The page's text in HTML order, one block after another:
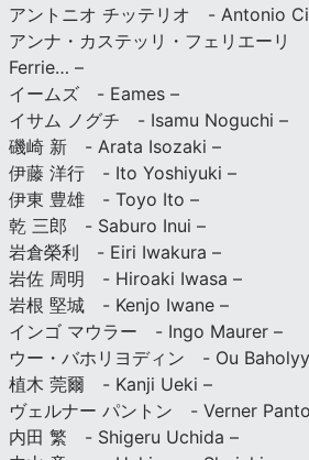
アントニオ チッテリオ - Antonio
アンナ・カステッリ・フェリエー
Ferrie… –
イームズ - Eames –
イサム ノグチ - Isamu Noguchi –
磯崎 新 - Arata Isozaki –
伊藤 洋行 - Ito Yoshiyuki –
伊東 豊雄 - Toyo Ito –
乾 三郎 - Saburo Inui –
岩倉榮利 - Eiri Iwakura –
岩佐 周明 - Hiroaki Iwasa –
岩根 堅城 - Kenjo Iwane –
インゴ マウラー - Ingo Maurer –
ウー・バホリヨディン - Ou
植木 莞爾 - Kanji Ueki –
ヴェルナー パントン - Verner
内田 繁 - Shigeru Uchida –